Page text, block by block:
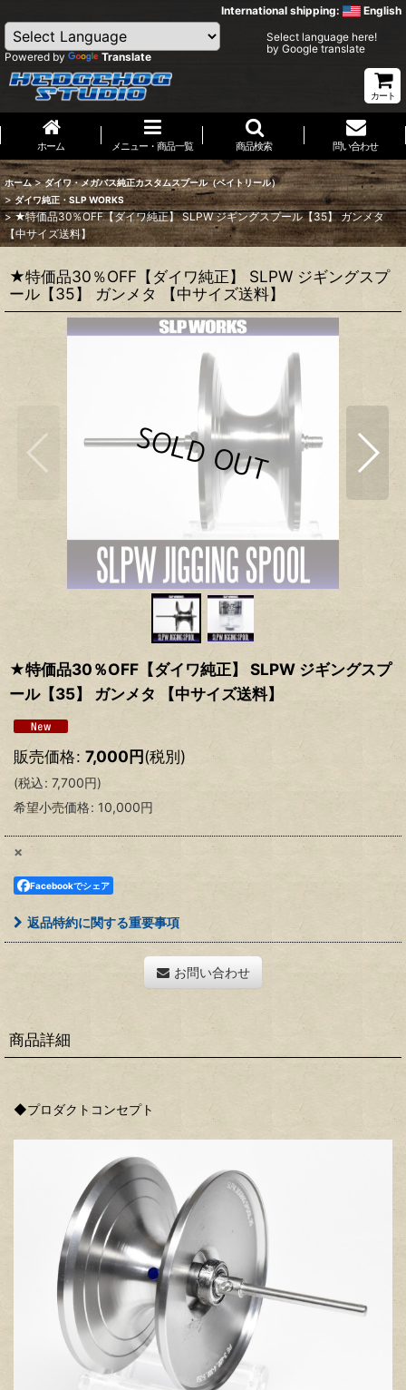
International shipping: English
Powered by Translate
Select language here!
by Google translate
カート
ホーム メニュー・商品一覧 商品検索 問い合わせ
ホーム > ダイワ・メガバス純正カスタムスプール（ベイトリール）
> ダイワ純正・SLP WORKS
> ★特価品30％OFF【ダイワ純正】 SLPW ジギングスプール【35】 ガンメタ
【中サイズ送料】
★特価品30％OFF【ダイワ純正】 SLPW ジギングスプ
ール【35】 ガンメタ 【中サイズ送料】
★特価品30％OFF【ダイワ純正】 SLPW ジギングスプ
ール【35】 ガンメタ 【中サイズ送料】
販売価格: 7,000円(税別)
(税込: 7,700円)
希望小売価格: 10,000円
×
Facebookでシェア
返品特約に関する重要事項
お問い合わせ
商品詳細
◆プロダクトコンセプト